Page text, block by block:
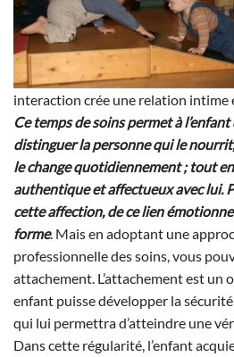
interaction crée une relation intime
Ce temps de soins permet à
distinguer la personne qui le
le change quotidiennement ; tout
authentique et affectueux avec lui.
cette affection, de ce lien
forme. Mais en adoptant une
professionnelle des soins, vous
attachement. L’attachement est un
enfant puisse développer la
qui lui permettra d’atteindre une
Dans cette régularité, l’enfant